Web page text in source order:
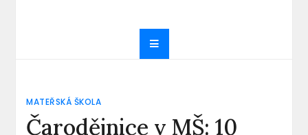
MATEŘSKÁ ŠKOLA
Čarodějnice v MŠ: 10